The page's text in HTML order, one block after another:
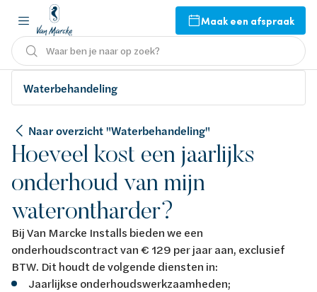
Maak een afspraak
Waar ben je naar op zoek?
Waterbehandeling
Naar overzicht "Waterbehandeling"
Hoeveel kost een jaarlijks
onderhoud van mijn
waterontharder?
Bij Van Marcke Installs bieden we een
onderhoudscontract van € 129 per jaar aan, exclusief
BTW. Dit houdt de volgende diensten in:
Jaarlijkse onderhoudswerkzaamheden;